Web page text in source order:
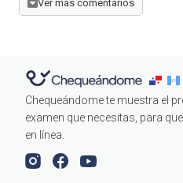
Ver más comentarios
Chequeándome te muestra el
examen que necesitas, para
en línea.